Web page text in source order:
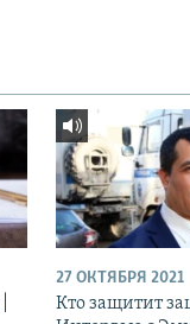
27 ОКТЯБРЯ 2021
Кто защитит